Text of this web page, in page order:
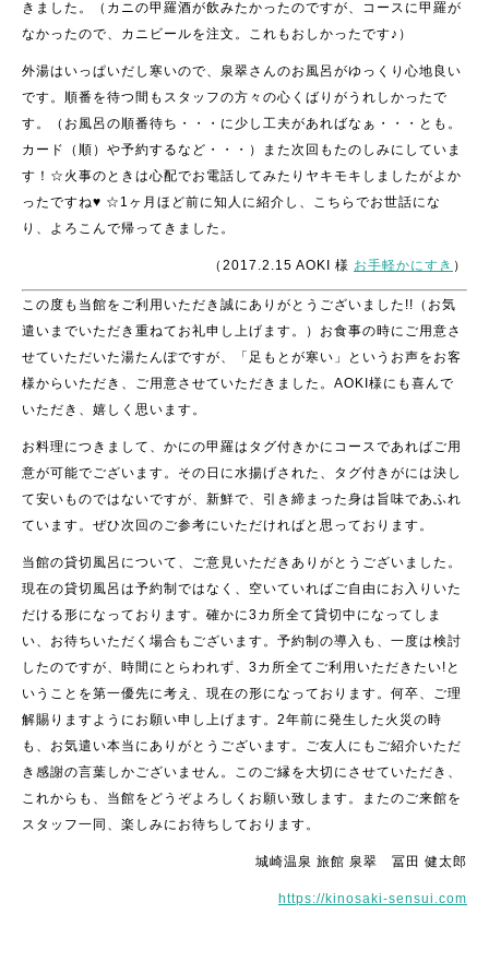
きました。（カニの甲羅酒が飲みたかったのですが、コースに甲羅が
なかったので、カニビールを注文。これもおしかったです♪）
外湯はいっぱいだし寒いので、泉翠さんのお風呂がゆっくり心地良い
です。順番を待つ間もスタッフの方々の心くばりがうれしかったで
す。（お風呂の順番待ち・・・に少し工夫があればなぁ・・・とも。
カード（順）や予約するなど・・・）また次回もたのしみにしていま
す！☆火事のときは心配でお電話してみたりヤキモキしましたがよか
ったですね♥ ☆1ヶ月ほど前に知人に紹介し、こちらでお世話にな
り、よろこんで帰ってきました。
（2017.2.15 AOKI 様 お手軽かにすき ）
この度も当館をご利用いただき誠にありがとうございました!!（お気
遣いまでいただき重ねてお礼申し上げます。）お食事の時にご用意さ
せていただいた湯たんぽですが、「足もとが寒い」というお声をお客
様からいただき、ご用意させていただきました。AOKI様にも喜んで
いただき、嬉しく思います。
お料理につきまして、かにの甲羅はタグ付きかにコースであればご用
意が可能でございます。その日に水揚げされた、タグ付きがには決し
て安いものではないですが、新鮮で、引き締まった身は旨味であふれ
ています。ぜひ次回のご参考にいただければと思っております。
当館の貸切風呂について、ご意見いただきありがとうございました。
現在の貸切風呂は予約制ではなく、空いていればご自由にお入りいた
だける形になっております。確かに3カ所全て貸切中になってしま
い、お待ちいただく場合もございます。予約制の導入も、一度は検討
したのですが、時間にとらわれず、3カ所全てご利用いただきたい!と
いうことを第一優先に考え、現在の形になっております。何卒、ご理
解賜りますようにお願い申し上げます。2年前に発生した火災の時
も、お気遣い本当にありがとうございます。ご友人にもご紹介いただ
き感謝の言葉しかございません。このご縁を大切にさせていただき、
これからも、当館をどうぞよろしくお願い致します。またのご来館を
スタッフ一同、楽しみにお待ちしております。
城崎温泉 旅館 泉翠 冨田 健太郎
https://kinosaki-sensui.com